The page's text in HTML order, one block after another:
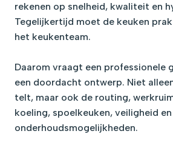
rekenen op snelheid, kwaliteit en
Tegelijkertijd moet de keuken
het keukenteam.
Daarom vraagt een professionele
een doordacht ontwerp. Niet
telt, maar ook de routing,
koeling, spoelkeuken, veiligheid en
onderhoudsmogelijkheden.